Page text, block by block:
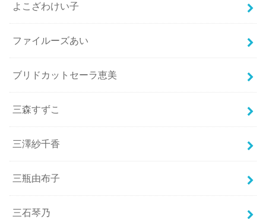
よこざわけい子
ファイルーズあい
ブリドカットセーラ恵美
三森すずこ
三澤紗千香
三瓶由布子
三石琴乃